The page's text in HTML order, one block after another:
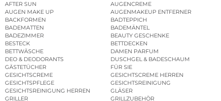
AFTER SUN
AUGENCREME
AUGEN MAKE UP
AUGENMAKEUP ENTFERNER
BACKFORMEN
BADTEPPICH
BADEMATTEN
BADEMÄNTEL
BADEZIMMER
BEAUTY GESCHENKE
BESTECK
BETTDECKEN
BETTWÄSCHE
DAMEN PARFUM
DEO & DEODORANTS
DUSCHGEL & BADESCHAUM
GÄSTETÜCHER
FÜR SIE
GESICHTSCREME
GESICHTSCREME HERREN
GESICHTSPFLEGE
GESICHTSREINIGUNG
GESICHTSREINIGUNG HERREN
GLÄSER
GRILLER
GRILLZUBEHÖR